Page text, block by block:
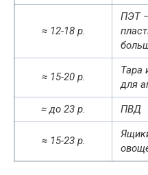
≈ 12-18 р.
ПЭТ
≈ 15-20 р.
Тара
для
≈ до 23 р.
ПВД
≈ 15-23 р.